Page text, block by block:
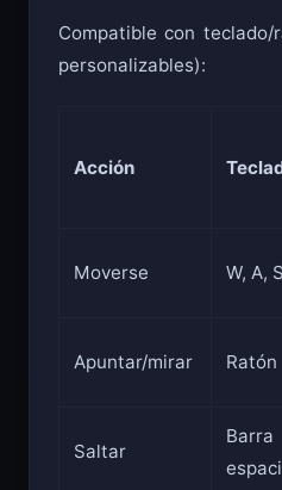
Compatible con
personalizables):
Acción
Moverse W, A,
Apuntar/mirar Ratón
Saltar
Barra